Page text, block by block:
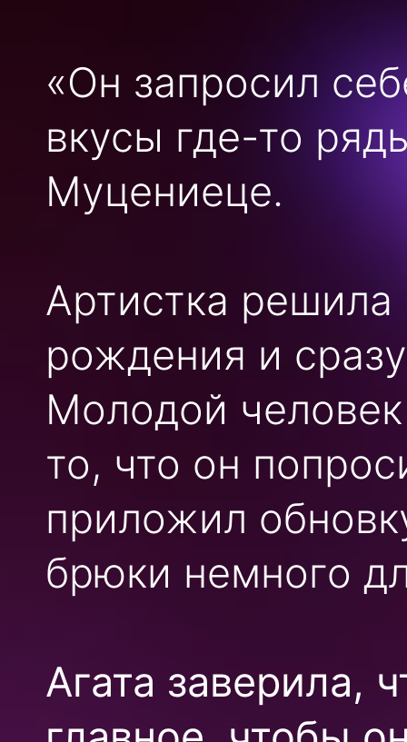
«Он запросил
вкусы где-то
Муцениеце.
Артистка решила
рождения и
Молодой
то, что он
приложил
брюки немного
Агата заверила,